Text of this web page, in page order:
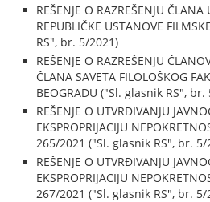
REŠENJE O RAZREŠENJU
REPUBLIČKE USTANOVE
RS", br. 5/2021)
REŠENJE O RAZREŠENJU
ČLANA SAVETA FILOLOŠKOG
BEOGRADU ("Sl. glasnik RS", br.
REŠENJE O UTVRĐIVANJU
EKSPROPRIJACIJU
265/2021 ("Sl. glasnik RS", br. 5/
REŠENJE O UTVRĐIVANJU
EKSPROPRIJACIJU
267/2021 ("Sl. glasnik RS", br. 5/